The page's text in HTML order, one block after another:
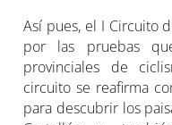
Así pues, el I Circuito
por las pruebas
provinciales de
circuito se reafirma
para descubrir los